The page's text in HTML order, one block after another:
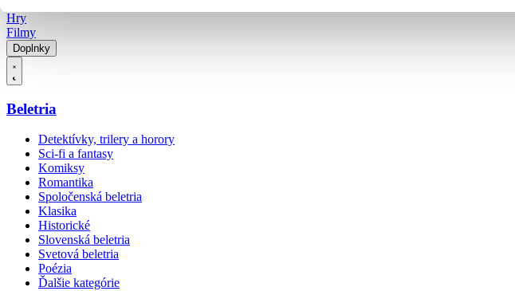
Hry
Filmy
Doplnky
Beletria
Detektívky, trilery a horory
Sci-fi a fantasy
Komiksy
Romantika
Spoločenská beletria
Klasika
Historické
Slovenská beletria
Svetová beletria
Poézia
Ďalšie kategórie